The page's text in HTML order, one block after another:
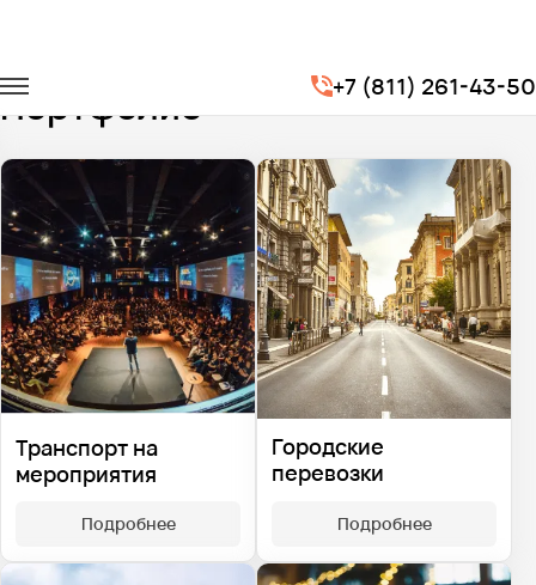
+7 (811) 261-43-50
Портфолио
Транспорт на
мероприятия
Подробнее
Городские
перевозки
Подробнее